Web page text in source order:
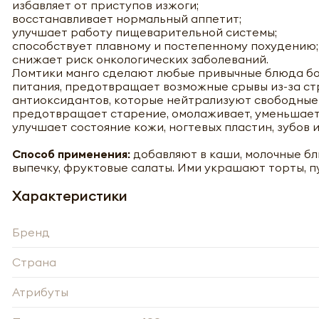
избавляет от приступов изжоги;
восстанавливает нормальный аппетит;
улучшает работу пищеварительной системы;
способствует плавному и постепенному похудению;
снижает риск онкологических заболеваний.
Ломтики манго сделают любые привычные блюда
питания, предотвращает возможные срывы из-за
антиоксидантов, которые нейтрализуют
предотвращает старение, омолаживает,
улучшает состояние кожи, ногтевых пластин, зубов
Способ применения: добавляют в каши, молочные
выпечку, фруктовые салаты. Ими украшают торты,
Характеристики
Бренд
Страна
Атрибуты
года